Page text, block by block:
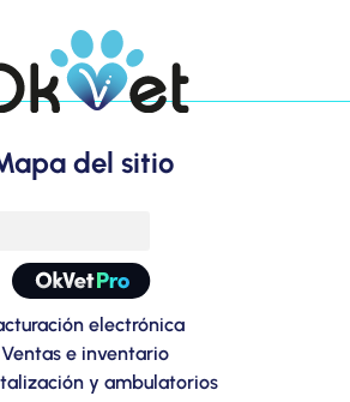
del sitio
electrónica
Ventas e inventario
y ambulatorios